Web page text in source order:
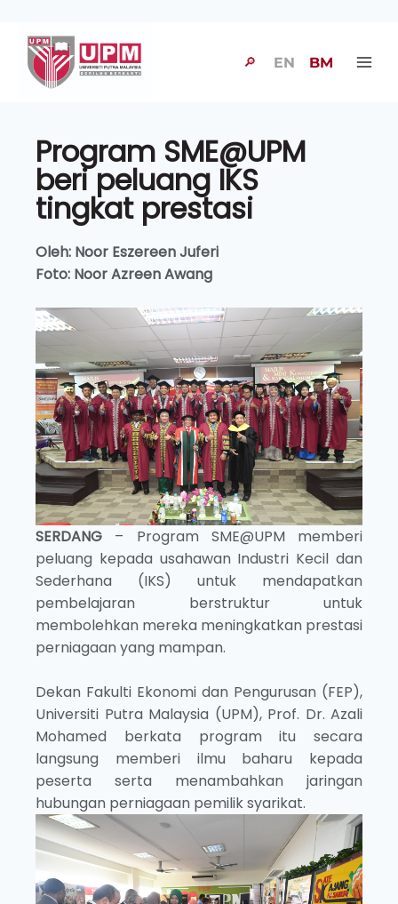
🔎 EN BM
Program SME@UPM
beri peluang IKS
tingkat prestasi
Oleh: Noor Eszereen Juferi
Foto: Noor Azreen Awang
SERDANG – Program SME@UPM memberi
peluang kepada usahawan Industri Kecil dan
Sederhana (IKS) untuk mendapatkan
pembelajaran berstruktur untuk
membolehkan mereka meningkatkan prestasi
perniagaan yang mampan.
Dekan Fakulti Ekonomi dan Pengurusan (FEP),
Universiti Putra Malaysia (UPM), Prof. Dr. Azali
Mohamed berkata program itu secara
langsung memberi ilmu baharu kepada
peserta serta menambahkan jaringan
hubungan perniagaan pemilik syarikat.